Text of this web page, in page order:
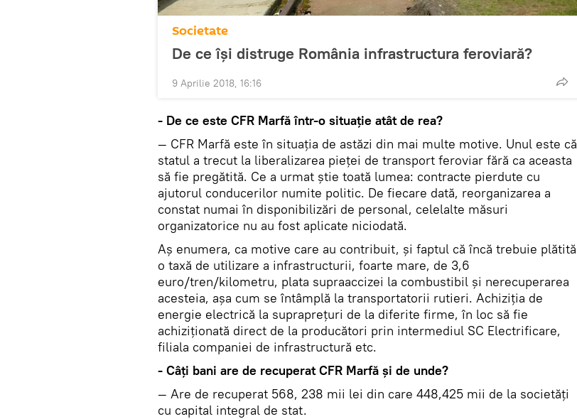
Societate
De ce îşi distruge România infrastructura feroviară?
9 Aprilie 2018, 16:16
- De ce este CFR Marfă într-o situaţie atât de rea?
— CFR Marfă este în situaţia de astăzi din mai multe motive. Unul este că
statul a trecut la liberalizarea pieţei de transport feroviar fără ca aceasta
să fie pregătită. Ce a urmat ştie toată lumea: contracte pierdute cu
ajutorul conducerilor numite politic. De fiecare dată, reorganizarea a
constat numai în disponibilizări de personal, celelalte măsuri
organizatorice nu au fost aplicate niciodată.
Aş enumera, ca motive care au contribuit, şi faptul că încă trebuie plătită
o taxă de utilizare a infrastructurii, foarte mare, de 3,6
euro/tren/kilometru, plata supraaccizei la combustibil şi nerecuperarea
acesteia, aşa cum se întâmplă la transportatorii rutieri. Achiziţia de
energie electrică la suprapreţuri de la diferite firme, în loc să fie
achiziţionată direct de la producători prin intermediul SC Electrificare,
filiala companiei de infrastructură etc.
- Câţi bani are de recuperat CFR Marfă şi de unde?
— Are de recuperat 568, 238 mii lei din care 448,425 mii de la societăţi
cu capital integral de stat.